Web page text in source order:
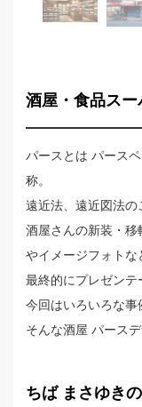
酒屋・食品スー
パースとは パース
称。
遠近法、遠近図法の
酒屋さんの新装・移
やイメージフォトな
最終的にプレゼンテ
今回はいろいろな事
そんな酒屋 パース
ちば まさゆき